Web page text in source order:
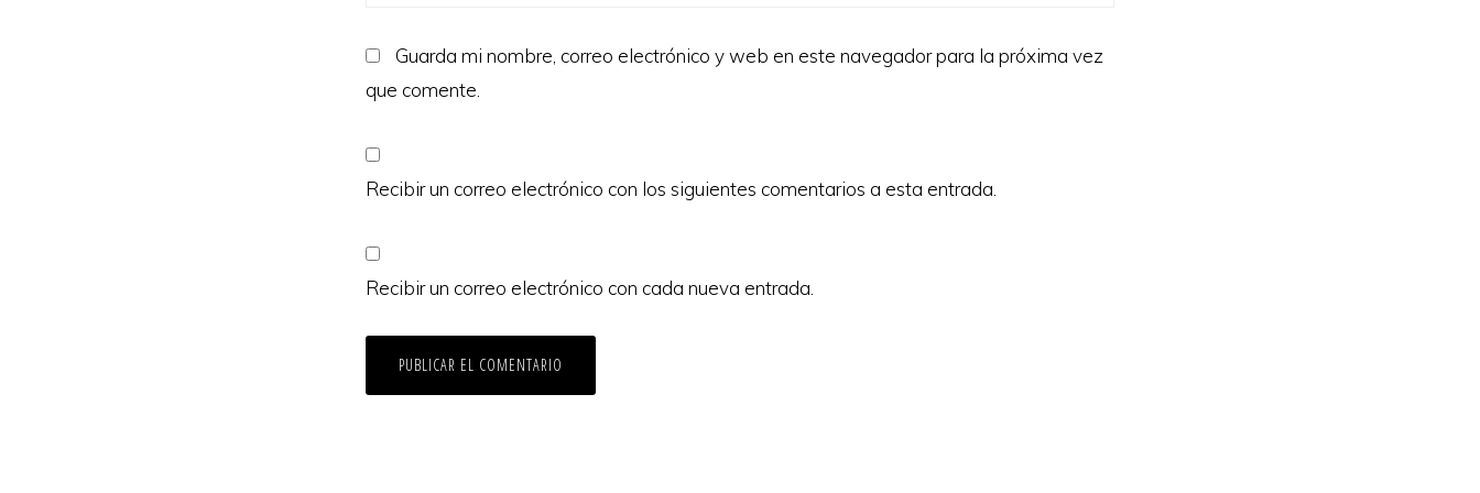
Guarda mi nombre, correo electrónico y web en este navegador para la próxima vez
que comente.
Recibir un correo electrónico con los siguientes comentarios a esta entrada.
Recibir un correo electrónico con cada nueva entrada.